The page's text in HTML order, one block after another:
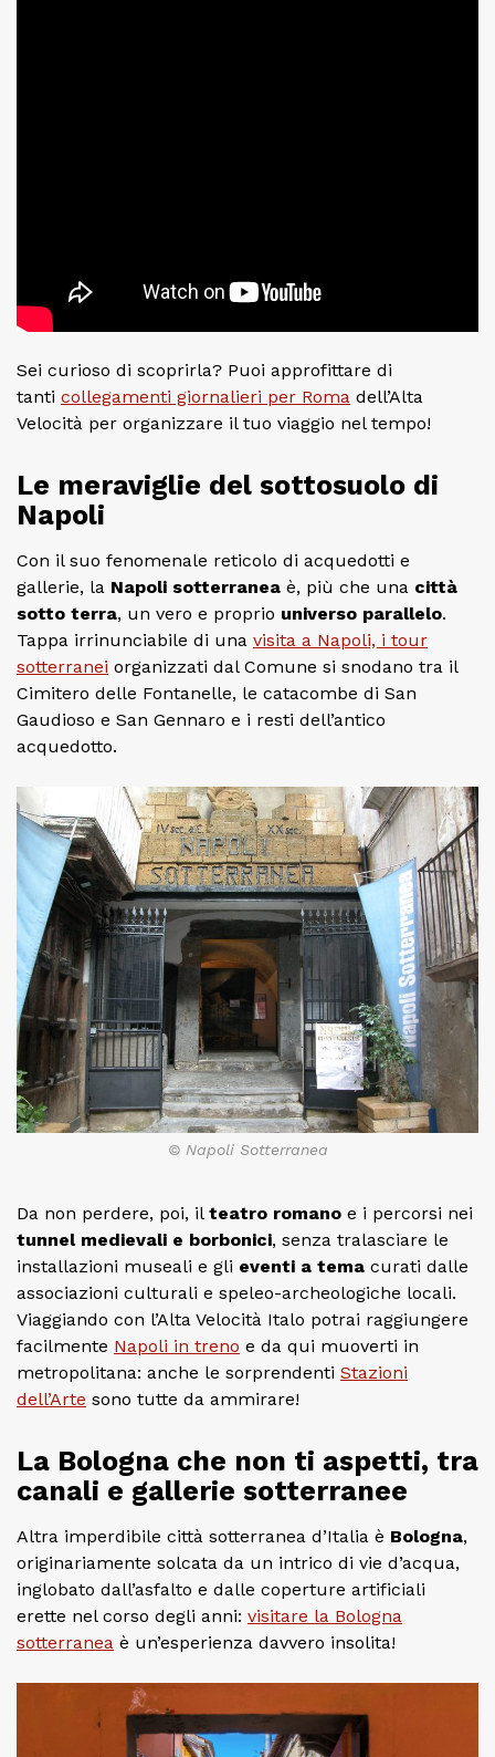
Sei curioso di scoprirla? Puoi approfittare di
tanti collegamenti giornalieri per Roma dell’Alta
Velocità per organizzare il tuo viaggio nel tempo!
Le meraviglie del sottosuolo di
Napoli
Con il suo fenomenale reticolo di acquedotti e
gallerie, la Napoli sotterranea è, più che una città
sotto terra, un vero e proprio universo parallelo.
Tappa irrinunciabile di una visita a Napoli, i tour
sotterranei organizzati dal Comune si snodano tra il
Cimitero delle Fontanelle, le catacombe di San
Gaudioso e San Gennaro e i resti dell’antico
acquedotto.
© Napoli Sotterranea
Da non perdere, poi, il teatro romano e i percorsi nei
tunnel medievali e borbonici, senza tralasciare le
installazioni museali e gli eventi a tema curati dalle
associazioni culturali e speleo-archeologiche locali.
Viaggiando con l’Alta Velocità Italo potrai raggiungere
facilmente Napoli in treno e da qui muoverti in
metropolitana: anche le sorprendenti Stazioni
dell’Arte sono tutte da ammirare!
La Bologna che non ti aspetti, tra
canali e gallerie sotterranee
Altra imperdibile città sotterranea d’Italia è Bologna,
originariamente solcata da un intrico di vie d’acqua,
inglobato dall’asfalto e dalle coperture artificiali
erette nel corso degli anni: visitare la Bologna
sotterranea è un’esperienza davvero insolita!